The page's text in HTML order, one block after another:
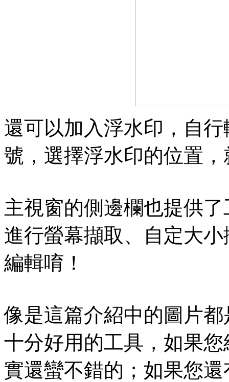
還可以加入浮水印，自
號，選擇浮水印的位置
主視窗的側邊欄也提供
進行螢幕擷取、自定大
編輯唷！
像是這篇介紹中的圖片
十分好用的工具，如果
實還蠻不錯的；如果您